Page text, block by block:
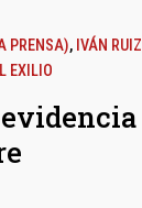
PRENSA), IVÁN RUIZ
EXILIO